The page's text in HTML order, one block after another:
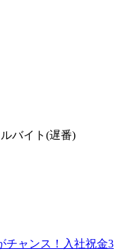
バイト(遅番)
チャンス！入社祝金3